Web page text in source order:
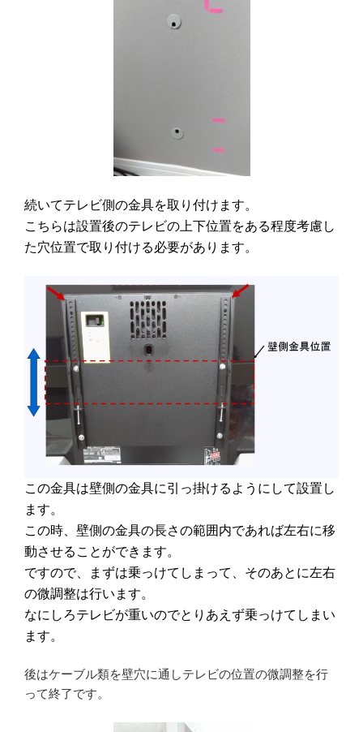
続いてテレビ側の金具を取り付けます。
こちらは設置後のテレビの上下位置をある程度考慮し
た穴位置で取り付ける必要があります。
この金具は壁側の金具に引っ掛けるようにして設置し
ます。
この時、壁側の金具の長さの範囲内であれば左右に移
動させることができます。
ですので、まずは乗っけてしまって、そのあとに左右
の微調整は行います。
なにしろテレビが重いのでとりあえず乗っけてしまい
ます。
後はケーブル類を壁穴に通しテレビの位置の微調整を行
って終了です。